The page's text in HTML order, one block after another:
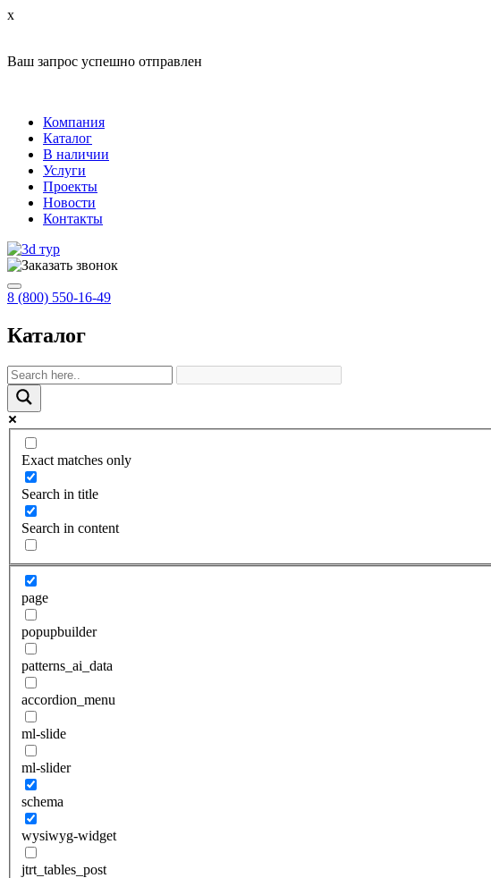
x
Ваш запрос успешно отправлен
Компания
Каталог
В наличии
Услуги
Проекты
Новости
Контакты
8 (800) 550-16-49
Каталог
Exact matches only
Search in title
Search in content
page
popupbuilder
patterns_ai_data
accordion_menu
ml-slide
ml-slider
schema
wysiwyg-widget
jtrt_tables_post